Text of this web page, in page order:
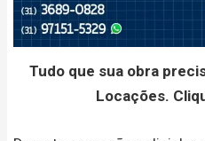
Tudo que sua obra
Locações.